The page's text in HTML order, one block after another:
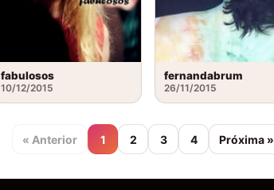
fabulosos
10/12/2015
fernandabrum
26/11/2015
« Anterior 1 2 3 4 Próxima »